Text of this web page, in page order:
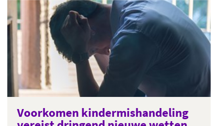
Voorkomen kindermishandeling